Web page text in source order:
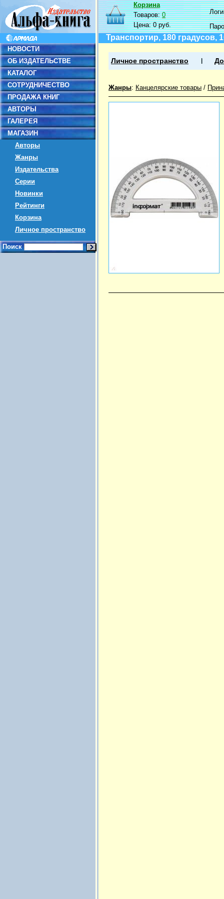
НОВОСТИ
ОБ ИЗДАТЕЛЬСТВЕ
КАТАЛОГ
СОТРУДНИЧЕСТВО
ПРОДАЖА КНИГ
АВТОРЫ
ГАЛЕРЕЯ
МАГАЗИН
Авторы
Жанры
Издательства
Серии
Новинки
Рейтинги
Корзина
Личное пространство
Поиск
Корзина
Товаров:0
Цена:0 руб.
Транспортир, 180 градусов,
Личное пространство
Жанры: Канцелярские товары /